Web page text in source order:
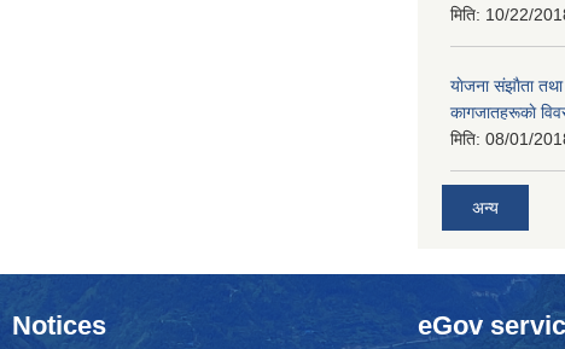
मिति: 10/22/
याेजना संझाैता
कागजातहरूकाे
मिति: 08/01/
अन्य
Notices eGov